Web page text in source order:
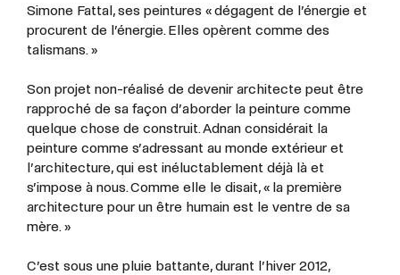
Simone Fattal, ses peintures « dégagent de l’énergie et
procurent de l’énergie. Elles opèrent comme des
talismans. »
Son projet non-réalisé de devenir architecte peut être
rapproché de sa façon d’aborder la peinture comme
quelque chose de construit. Adnan considérait la
peinture comme s’adressant au monde extérieur et
l’architecture, qui est inéluctablement déjà là et
s’impose à nous. Comme elle le disait, « la première
architecture pour un être humain est le ventre de sa
mère. »
C’est sous une pluie battante, durant l’hiver 2012,